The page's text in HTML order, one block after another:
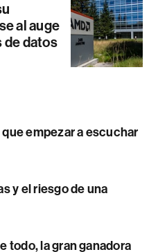
al auge
de datos
empezar a escuchar
y el riesgo de una
todo, la gran ganadora